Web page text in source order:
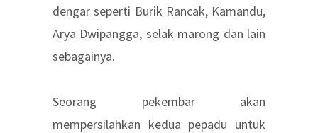
dengar seperti Burik Rancak, Kamandu,
Arya Dwipangga, selak marong dan lain
sebagainya.
Seorang pekembar akan
mempersilahkan kedua pepadu untuk